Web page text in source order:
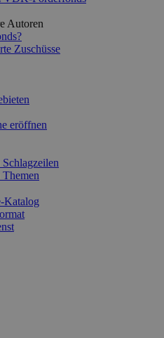
Autoren
Zuschüsse
eröffnen
Katalog